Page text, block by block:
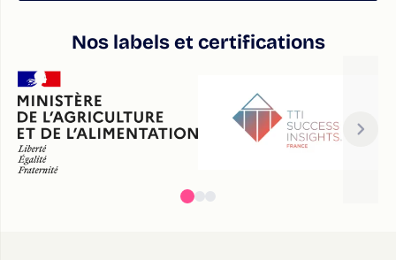
Nos labels et certifications